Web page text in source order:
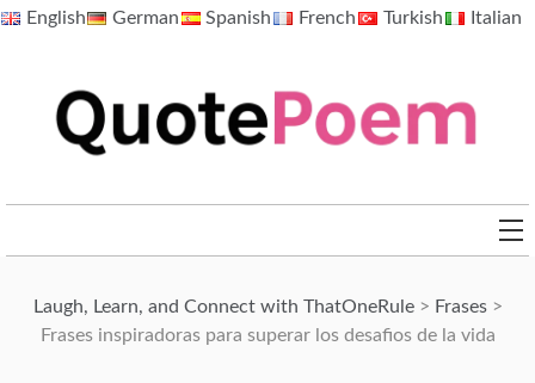
SkipEnglish German Spanish French Turkish Italian
Laugh, Learn, and Connect with ThatOneRule> Frases>
Frases inspiradoras para superar los desafios de la vida